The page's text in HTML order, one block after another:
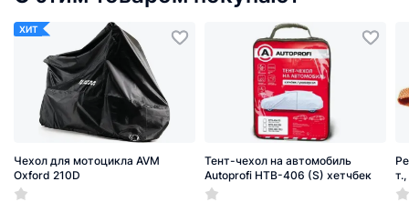
ХИТ
Чехол для мотоцикла AVM
Oxford 210D
Тент-чехол на автомобиль
Autoprofi HTB-406 (S) хетчбек